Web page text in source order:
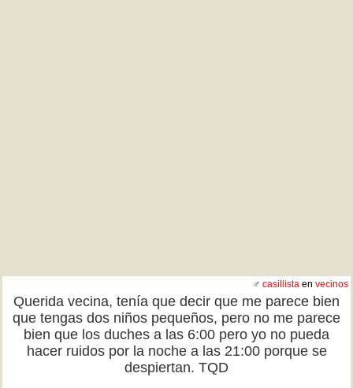
♂ casillista en vecinos
Querida vecina, tenía que decir que me parece bien
que tengas dos niños pequeños, pero no me parece
bien que los duches a las 6:00 pero yo no pueda
hacer ruidos por la noche a las 21:00 porque se
despiertan. TQD